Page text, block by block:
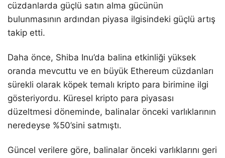
cüzdanlarda güçlü satın alma gücünün
bulunmasının ardından piyasa ilgisindeki güçlü artış
takip etti.
Daha önce, Shiba Inu’da balina etkinliği yüksek
oranda mevcuttu ve en büyük Ethereum cüzdanları
sürekli olarak köpek temalı kripto para birimine ilgi
gösteriyordu. Küresel kripto para piyasası
düzeltmesi döneminde, balinalar önceki varlıklarının
neredeyse %50’sini satmıştı.
Güncel verilere göre, balinalar önceki varlıklarını geri